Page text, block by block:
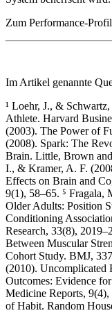
Zum Performance-
Im Artikel genannte
¹ Loehr, J., &
Athlete. Harvard
(2003). The Power of
(2008). Spark: The
Brain. Little, Brown
I., & Kramer, A. F.
Effects on Brain and
9(1), 58–65. ⁵ Fragala,
Older Adults: Position
Conditioning
Research, 33(8),
Between Muscular
Cohort Study. BMJ,
(2010). Uncomplicated
Outcomes: Evidence
Medicine Reports,
of Habit. Random